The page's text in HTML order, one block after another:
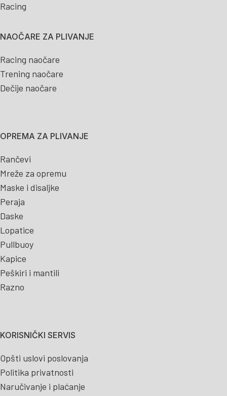
Racing
NAOČARE ZA PLIVANJE
Racing naočare
Trening naočare
Dečije naočare
OPREMA ZA PLIVANJE
Rančevi
Mreže za opremu
Maske i disaljke
Peraja
Daske
Lopatice
Pullbuoy
Kapice
Peškiri i mantili
Razno
KORISNIČKI SERVIS
Opšti uslovi poslovanja
Politika privatnosti
Naručivanje i plaćanje